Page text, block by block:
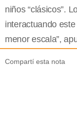
niños “clásicos”.
interactuando
menor escala”,
Compartí esta nota